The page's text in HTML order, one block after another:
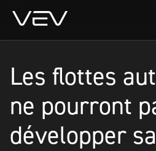
Les flottes
ne pourront
développer